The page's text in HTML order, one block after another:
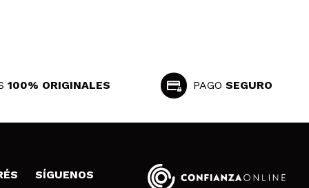
100% ORIGINALES PAGO SEGURO
SÍGUENOS